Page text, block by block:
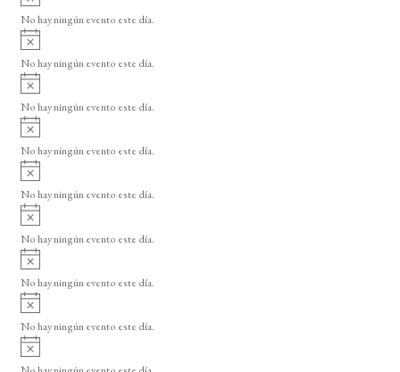
o
v
i
o
No hay ningún evento este día.
A
v
i
o
No hay ningún evento este día.
A
v
i
o
No hay ningún evento este día.
A
v
i
o
No hay ningún evento este día.
A
v
i
o
No hay ningún evento este día.
A
v
i
o
No hay ningún evento este día.
A
v
i
o
No hay ningún evento este día.
A
v
i
o
No hay ningún evento este día.
A
v